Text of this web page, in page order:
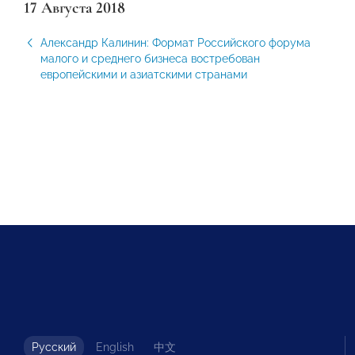
17 Августа 2018
Александр Калинин: Формат Российского форума
малого и среднего бизнеса востребован
европейскими и азиатскими странами
Русский English 中文